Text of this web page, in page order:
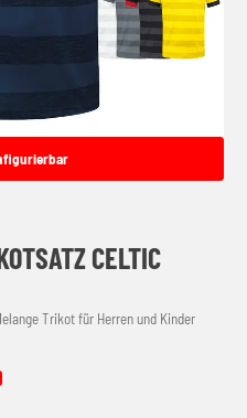
CELTIC
Trikot für Herren und Kinder